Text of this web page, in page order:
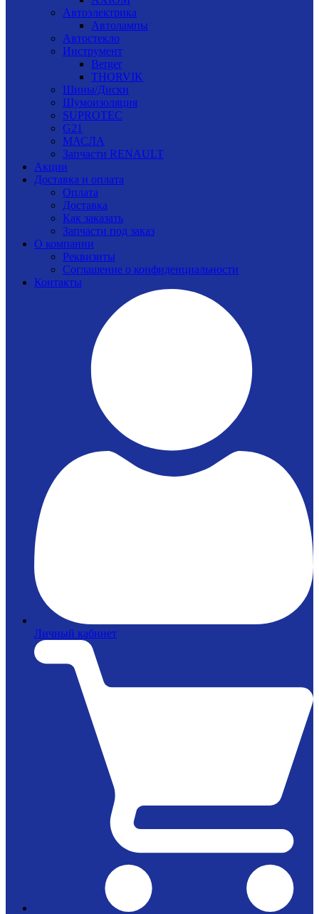
Автоэлектрика
Автолампы
Автостекло
Инструмент
Berger
THORVIK
Шины/Диски
Шумоизоляция
SUPROTEC
G21
МАСЛА
Запчасти RENAULT
Акции
Доставка и оплата
Оплата
Доставка
Как заказать
Запчасти под заказ
О компании
Реквизиты
Соглашение о конфиденциальности
Контакты
Личный кабинет